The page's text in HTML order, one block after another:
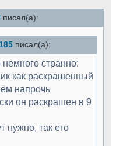
писал(а):
писал(а):
странно:
как раскрашенный
напрочь
он раскрашен в 9
нужно, так его